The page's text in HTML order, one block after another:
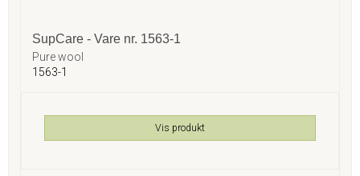
SupCare - Vare nr. 1563-1
Pure wool
1563-1
Vis produkt